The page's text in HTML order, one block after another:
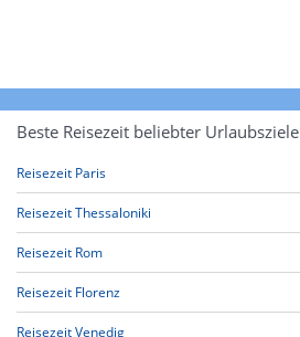
Beste Reisezeit beliebter Urlaubsziele
Reisezeit Paris
Reisezeit Thessaloniki
Reisezeit Rom
Reisezeit Florenz
Reisezeit Venedig